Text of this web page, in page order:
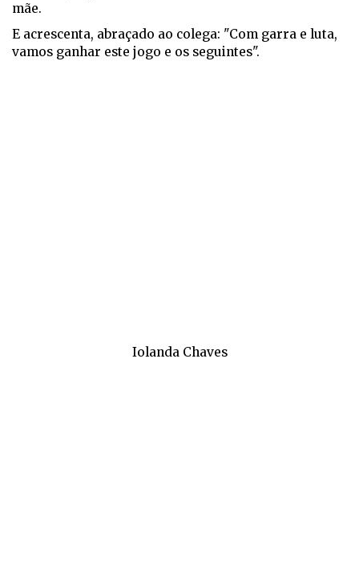
mãe.
E acrescenta, abraçado ao colega: "Com garra e luta,
vamos ganhar este jogo e os seguintes".
Iolanda Chaves